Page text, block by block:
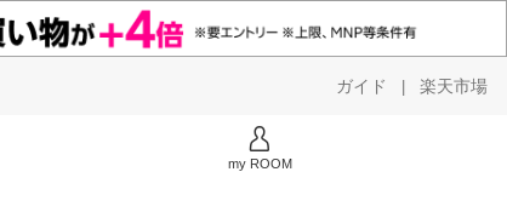
ガイド | 楽天市場
my ROOM